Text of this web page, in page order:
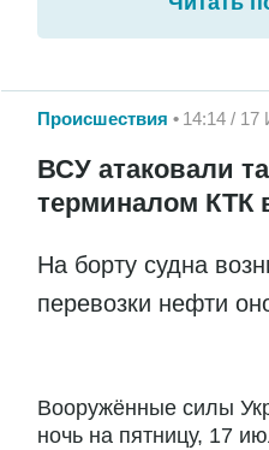
Происшествия 14:14 / 17
ВСУ атаковали
терминалом КТК
На борту судна
перевозки нефти
Вооружённые силы
ночь на пятницу, 17